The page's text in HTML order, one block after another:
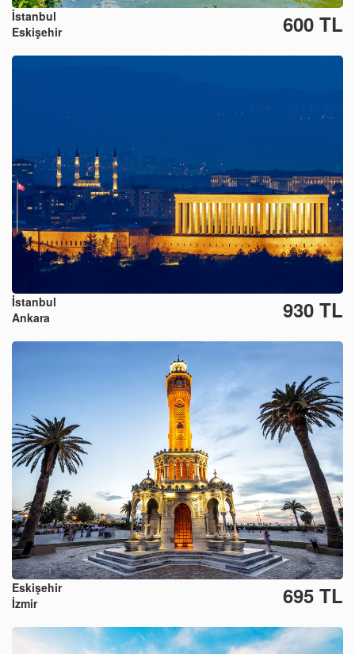
İstanbul
Eskişehir
600 TL
İstanbul
Ankara
930 TL
Eskişehir
İzmir
695 TL